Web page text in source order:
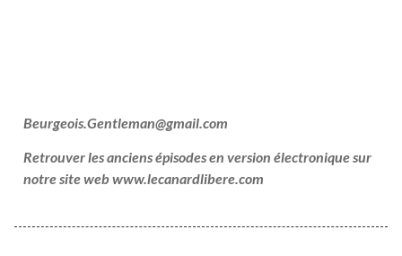
Beurgeois.Gentleman@gmail.com
Retrouver les anciens épisodes en version électronique sur
notre site web www.lecanardlibere.com